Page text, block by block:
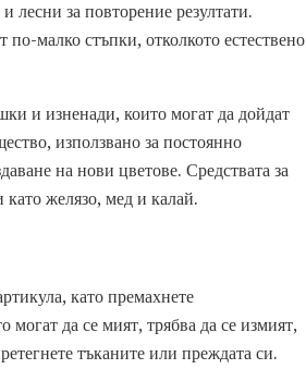
лесни за повторение резултати.
малко стъпки, отколкото естествено
и изненади, които могат да дойдат
използвано за постоянно
на нови цветове. Средствата за
желязо, мед и калай.
като премахнете
да се мият, трябва да се измият,
тъканите или преждата си.